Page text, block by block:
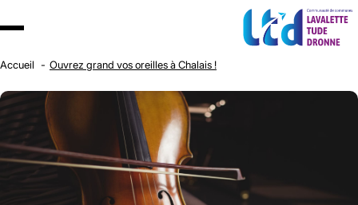
Accueil Ouvrez grand vos oreilles à Chalais !